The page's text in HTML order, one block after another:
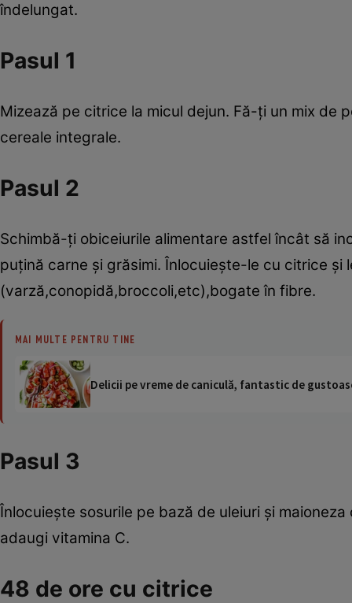
îndelungat.
Pasul 1
Mizează pe citrice la micul dejun. Fă-ţi un mix
cereale integrale.
Pasul 2
Schimbă-ţi obiceiurile alimentare astfel încât să
puţină carne şi grăsimi. Înlocuieşte-le cu citrice şi
(varză,conopidă,broccoli,etc),bogate în fibre.
MAI MULTE PENTRU TINE
Delicii pe vreme de caniculă, fantastic de
Pasul 3
Înlocuieşte sosurile pe bază de uleiuri şi
adaugi vitamina C.
48 de ore cu citrice